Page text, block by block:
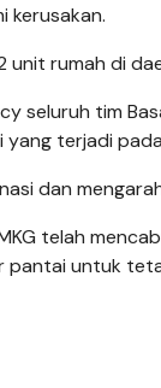
kerusakan.
unit rumah di
seluruh tim
yang terjadi
dan
telah
pantai untuk